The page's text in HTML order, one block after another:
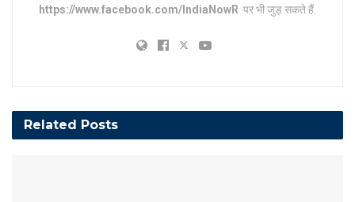
https://www.facebook.com/IndiaNowR पर भी जुड़ सकते हैं.
Related Posts